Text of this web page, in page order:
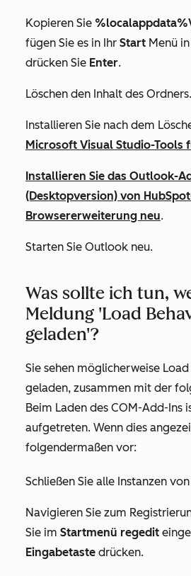
Kopieren Sie
fügen Sie es in Ihr Start Menü
drücken Sie Enter.
Löschen den Inhalt des Ordners.
Installieren Sie nach dem
Microsoft Visual Studio-Tools
Installieren Sie das Outlook-
(Desktopversion) von
Browsererweiterung neu.
Starten Sie Outlook neu.
Was sollte ich tun,
Meldung 'Load
geladen'?
Sie sehen möglicherweise
geladen, zusammen mit der
Beim Laden des COM-Add-Ins
aufgetreten. Wenn dies
folgendermaßen vor:
Schließen Sie alle Instanzen
Navigieren Sie zum
Sie im Startmenü regedit
Eingabetaste drücken.